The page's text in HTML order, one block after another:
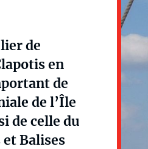
de
en
de
de l’Île
de celle du
et Balises